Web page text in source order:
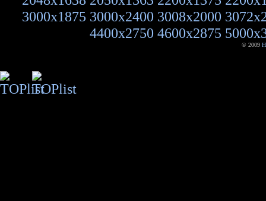
3000x1875 3000x2400 3008x2000
4400x2750 4600x2875
© 2009